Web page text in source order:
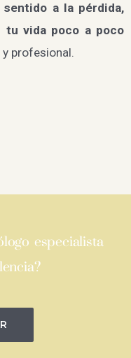
sentido a la pérdida,
tu vida poco a poco
profesional.
especialista